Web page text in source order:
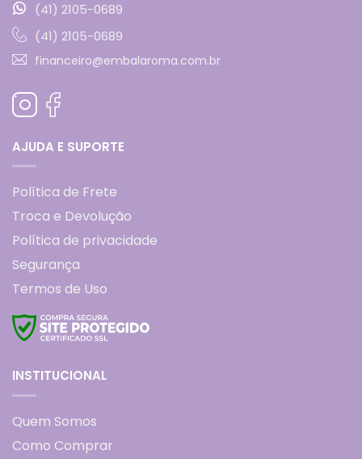
(41) 2105-0689
(41) 2105-0689
financeiro@embalaroma.com.br
AJUDA E SUPORTE
Política de Frete
Troca e Devolução
Política de privacidade
Segurança
Termos de Uso
INSTITUCIONAL
Quem Somos
Como Comprar